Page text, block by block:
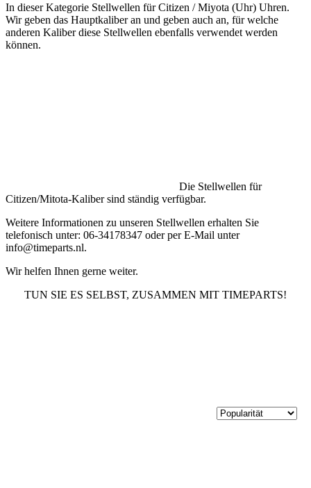
In dieser Kategorie Stellwellen für Citizen / Miyota (Uhr) Uhren.
Wir geben das Hauptkaliber an und geben auch an, für welche
anderen Kaliber diese Stellwellen ebenfalls verwendet werden
können.
Die Stellwellen für
Citizen/Mitota-Kaliber sind ständig verfügbar.
Weitere Informationen zu unseren Stellwellen erhalten Sie
telefonisch unter: 06-34178347 oder per E-Mail unter
info@timeparts.nl.
Wir helfen Ihnen gerne weiter.
TUN SIE ES SELBST, ZUSAMMEN MIT TIMEPARTS!